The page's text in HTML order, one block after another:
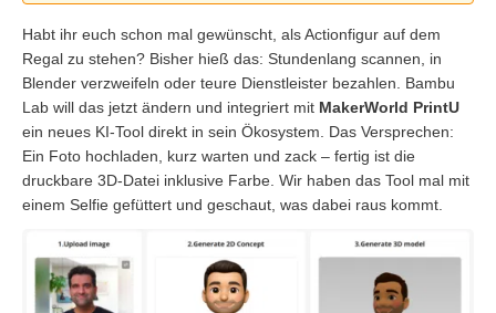
Habt ihr euch schon mal gewünscht, als Actionfigur auf dem
Regal zu stehen? Bisher hieß das: Stundenlang scannen, in
Blender verzweifeln oder teure Dienstleister bezahlen. Bambu
Lab will das jetzt ändern und integriert mit MakerWorld PrintU
ein neues KI-Tool direkt in sein Ökosystem. Das Versprechen:
Ein Foto hochladen, kurz warten und zack – fertig ist die
druckbare 3D-Datei inklusive Farbe. Wir haben das Tool mal mit
einem Selfie gefüttert und geschaut, was dabei raus kommt.